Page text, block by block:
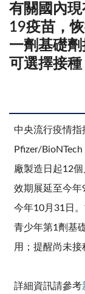
有關國內
19疫苗，
一劑基礎
可選擇接種
中央流行疫情指
Pfizer/
廠製造日起12
效期展延至今年
今年10月31日
青少年第1劑基
用；提醒尚未接
詳細資訊請參考